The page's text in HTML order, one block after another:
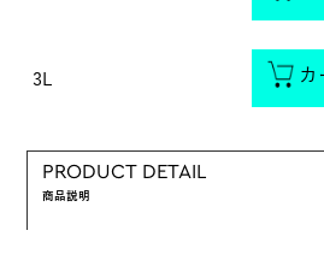
3L カ
PRODUCT DETAIL
商品説明